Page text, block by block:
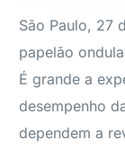
São Paulo, 27
papelão
É grande a
desempenho
dependem a